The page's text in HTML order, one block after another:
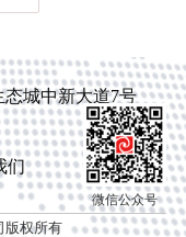
城中新大道7号
们
版权所有
微信公众号